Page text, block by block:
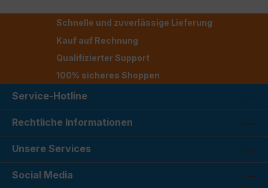
Schnelle und zuverlässige Lieferung
Kauf auf Rechnung
Qualifizierter Support
100% sicheres Shoppen
Service-Hotline
Rechtliche Informationen
Unsere Services
Social Media